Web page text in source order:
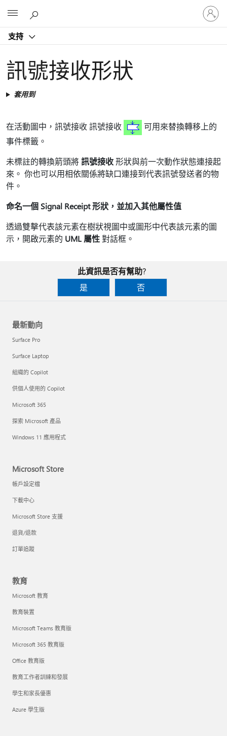
支持
登
入
您
訊號接收形狀
套用到
在活動圖中，訊號接收 訊號接收
可用來替換轉移上的
事件標籤。
未標註的轉換箭頭將訊號接收形狀與前一次動作狀態連接起
來。 你也可以用相依關係將缺口連接到代表訊號發送者的物
件。
命名一個 Signal Receipt 形狀，並加入其他屬性值
透過雙擊代表該元素在樹狀視圖中或圖形中代表該元素的圖
示，開啟元素的 UML 屬性對話框。
此資訊是否有幫助?
是
否
最新動向
Surface Pro
Surface Laptop
組織的 Copilot
供個人使用的 Copilot
Microsoft 365
探索 Microsoft 產品
Windows 11 應用程式
Microsoft Store
帳戶設定檔
下載中心
Microsoft Store 支援
退貨/退款
訂單追蹤
教育
Microsoft 教育
教育裝置
Microsoft Teams 教育版
Microsoft 365 教育版
Office 教育版
教育工作者訓練和發展
學生和家長優惠
Azure 學生版